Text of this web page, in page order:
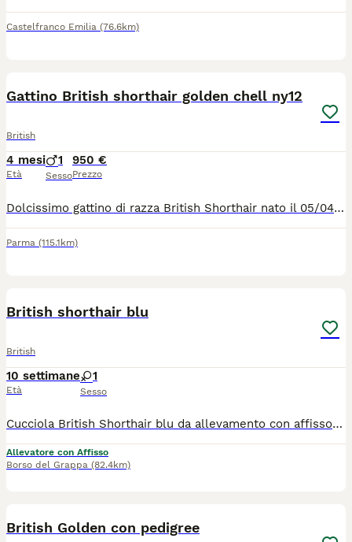
Castelfranco Emilia (76.6km)
Gattino British shorthair golden chell ny12
British
4 mesi
Età
1
Sesso
950 €
Prezzo
Dolcissimo gattino di razza British Shorthair nato il 05/04/26 . Colore black golden cincilla ny12. È possibile venire a vedere .Per appuntamento contattatemi tramite WhatsApp . Genitori di pura razza mamma British Shorthair golden chell ny12, papà British Shorthair golden Chell ny 12 entrambi con Pedigree di alta genealogia linea oro . Al momento di consegna gattino avra: *controlli veterinario , *vaccinazione , *libretto sanitario personale, *test FIV, FELV, *completamente autonomo Per qualsiasi info, video appuntamento contattatemi tramite WhatsApp 3314328169
Parma (115.1km)
British shorthair blu
British
10 settimane
Età
1
Sesso
Cucciola British Shorthair blu da allevamento con affisso sarà ceduta con pedigree ANFI, doppio ciclo vaccinale, sverminata, copia dei test genetici dei genitori esenti dalla patologia genetica della razza (rene policistico), esente da FIV e FeLV, contratto di cessione, libretto sanitario, certificato di buona salute del veterinario, passaggio di proprietà e antiparassitario esterno Stronghold. Dolcissima, affettuosa, abituata a lettiera e tiragraffi.
Allevatore con Affisso
Borso del Grappa (82.4km)
British Golden con pedigree